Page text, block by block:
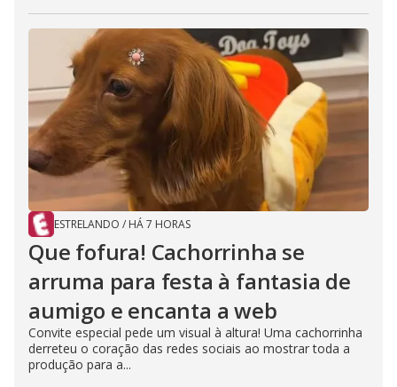
ESTRELANDO / HÁ 7 HORAS
Que fofura! Cachorrinha se
arruma para festa à fantasia de
aumigo e encanta a web
Convite especial pede um visual à altura! Uma cachorrinha
derreteu o coração das redes sociais ao mostrar toda a
produção para a...